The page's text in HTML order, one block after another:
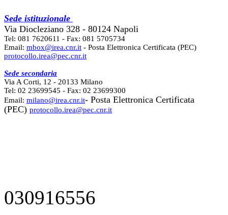
Sede istituzionale
Via Diocleziano 328 - 80124 Napoli
Tel: 081 7620611 - Fax: 081 5705734
Email: mbox@irea.cnr.it - Posta Elettronica Certificata (PEC)
protocollo.irea@pec.cnr.it
Sede secondaria
Via A Corti, 12 - 20133 Milano
Tel: 02 23699545 - Fax: 02 23699300
Email: milano@irea.cnr.it- Posta Elettronica Certificata
(PEC) protocollo.irea@pec.cnr.it
030916556